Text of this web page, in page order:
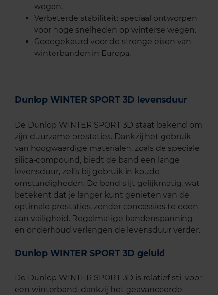
wegen.
Verbeterde stabiliteit: speciaal ontworpen
voor hoge snelheden op winterse wegen.
Goedgekeurd voor de strenge eisen van
winterbanden in Europa.
Dunlop WINTER SPORT 3D levensduur
De Dunlop WINTER SPORT 3D staat bekend om
zijn duurzame prestaties. Dankzij het gebruik
van hoogwaardige materialen, zoals de speciale
silica-compound, biedt de band een lange
levensduur, zelfs bij gebruik in koude
omstandigheden. De band slijt gelijkmatig, wat
betekent dat je langer kunt genieten van de
optimale prestaties, zonder concessies te doen
aan veiligheid. Regelmatige bandenspanning
en onderhoud verlengen de levensduur verder.
Dunlop WINTER SPORT 3D geluid
De Dunlop WINTER SPORT 3D is relatief stil voor
een winterband, dankzij het geavanceerde